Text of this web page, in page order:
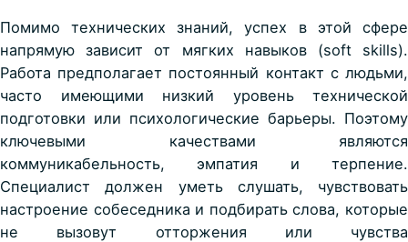
Помимо технических знаний, успех в этой сфере
напрямую зависит от мягких навыков (soft skills).
Работа предполагает постоянный контакт с людьми,
часто имеющими низкий уровень технической
подготовки или психологические барьеры. Поэтому
ключевыми качествами являются
коммуникабельность, эмпатия и терпение.
Специалист должен уметь слушать, чувствовать
настроение собеседника и подбирать слова, которые
не вызовут отторжения или чувства